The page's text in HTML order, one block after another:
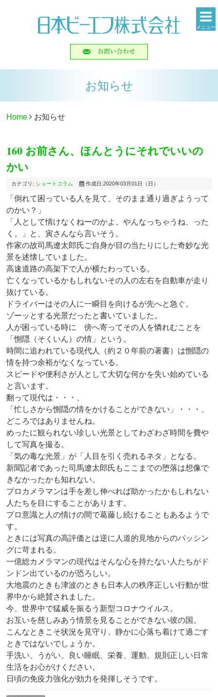
メニュー
お知らせ
Home お知らせ
160 お前さん、ほんとうにそれでいいの
かい
カテゴリ: ショートコラム 作成日:2020年03月01日（日）
「倒れて困っている人を見て、そのまま通り過ぎようって
のかい？」
「人として情けなくねーのかよ、やんなっちゃうね、った
く。」と、寅さんなら言いそう。
作家の故司馬遼太郎氏ご自身が目の当たりにした奇妙な光
景を述懐していました。
高速道路の高架下で人が横たわっている。
亡くなっているかもしれないその人の左右を自動車が走り
抜けている。
ドライバーはその人に一瞬目を向けるが先へと急ぐ。
ゾーッとする光景だったと書いていました。
人が困っている時に 傍へ寄ってその人を憐れむことを
「惻隠（そくいん）の情」という。
時間に追われている現代人（約２０年前の著書）は惻隠の
情を持つ余裕がなくなっている。
スピードや便利さが人として大切な何かを失い始めている
と言います。
翻って現代は・・・、
「忙しさから惻隠の情をかけることができない」・・・、
どころではありませんね。
めったに観られない珍しい光景としてわざわざ時間を費や
して写真を撮る。
「気の毒な光景」が「人目を引く売れるネタ」となる。
新聞記者であった司馬遼太郎氏もここまでの堕落は想像で
きなかったかも知れない。
プロカメラマンは手を差し伸べれば助かったかもしれない
人たちを目にすることがあります。
プロ意識と人の情けの間で葛藤し続けることもあるようで
す。
ときには写真の高評価とは逆に人道的見地からのパッシン
グに苛まれる。
一億総カメラマンの現代はそんな心を持たない人たちがド
ンドン出ているのが恐ろしい。
大地震のときも津波のときも日本人の秩序正しい行動が世
界中から絶賛されました。
今、世界中で猛威を振るう新型コロナウイルス。
お互いを慈しみあう情景を見ることができない彼の国。
こんなときこそ状況を見守り、静かに心落ち着けて過ごす
ときではないでしょうか。
手洗い、うがい、良い睡眠、栄養、運動、規則正しい日常
生活をお心がけください。
日頃の免疫力強化が効力を発揮しそうです。